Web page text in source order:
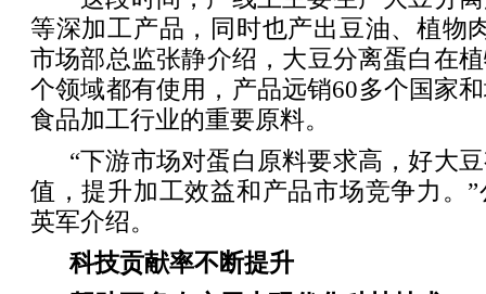
等深加工产品，同时也产出豆油、植物
市场部总监张静介绍，大豆分离蛋白在
个领域都有使用，产品远销60多个国家
食品加工行业的重要原料。
“下游市场对蛋白原料要求高，好大
值，提升加工效益和产品市场竞争力。
英军介绍。
科技贡献率不断提升